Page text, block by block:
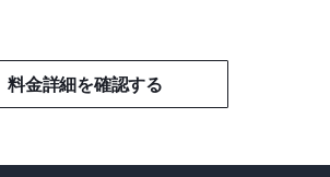
料金詳細を確認する